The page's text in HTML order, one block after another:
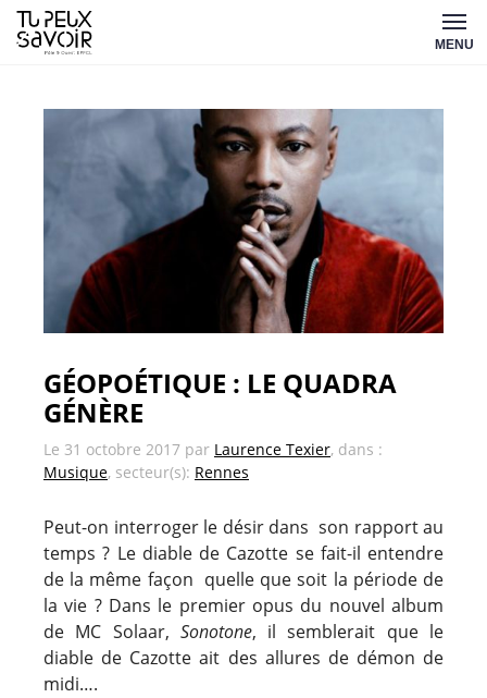
Aller
au
MENU
GÉOPOÉTIQUE : LE QUADRA
GÉNÈRE
Le 31 octobre 2017 par Laurence Texier, dans :
Musique, secteur(s): Rennes
Peut-on interroger le désir dans son rapport au
temps ? Le diable de Cazotte se fait-il entendre
de la même façon quelle que soit la période de
la vie ? Dans le premier opus du nouvel album
de MC Solaar, Sonotone, il semblerait que le
diable de Cazotte ait des allures de démon de
midi….